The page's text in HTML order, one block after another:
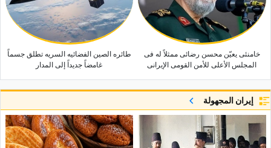
خامنئی یعیّن محسن رضائی ممثلاً له فی
المجلس الأعلى للأمن القومی الإیرانی
طائره الصین الفضائیه السریه تطلق جسماً
غامضاً جدیداً إلى المدار
إيران المجهولة